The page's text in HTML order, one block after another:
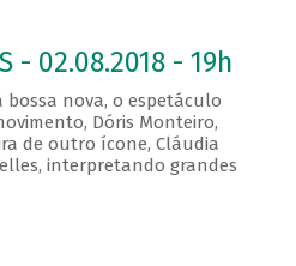
- 02.08.2018 - 19h
bossa nova, o espetáculo
Dóris Monteiro,
de outro ícone, Cláudia
interpretando grandes